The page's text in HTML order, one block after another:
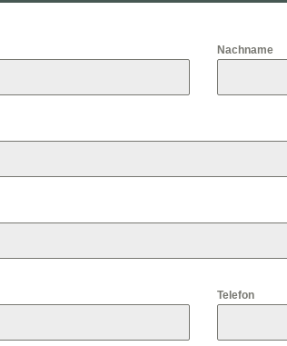
Nachname
Telefon